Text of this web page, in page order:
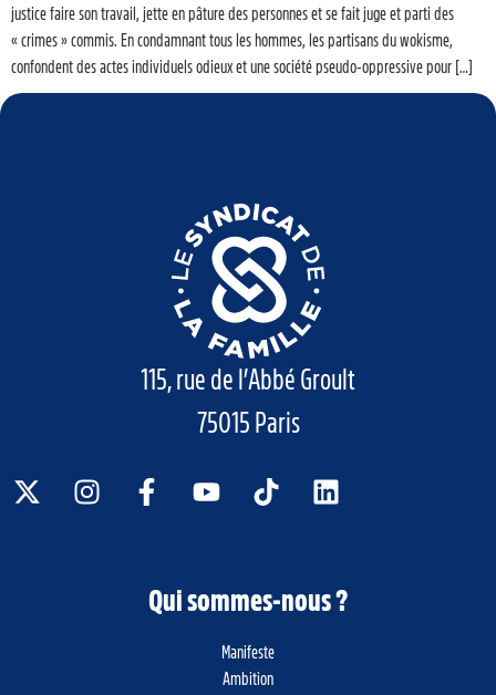
justice faire son travail, jette en pâture des personnes et se fait juge et parti des
« crimes » commis. En condamnant tous les hommes, les partisans du wokisme,
confondent des actes individuels odieux et une société pseudo-oppressive pour […]
115, rue de l’Abbé Groult
75015 Paris
Qui sommes-nous ?
Manifeste
Ambition